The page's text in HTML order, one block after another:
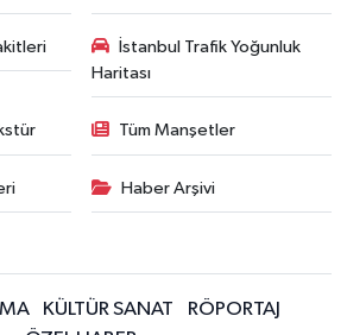
İstanbul Trafik Yoğunluk
Haritası
Tüm Manşetler
Haber Arşivi
KÜLTÜR SANAT
RÖPORTAJ